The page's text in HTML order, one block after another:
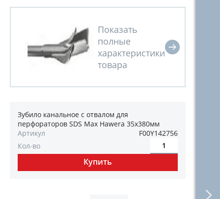
Зубило канальное с отвалом для
перфораторов SDS Max Hawera 35x380мм
Артикул
F00Y142756
Кол-во